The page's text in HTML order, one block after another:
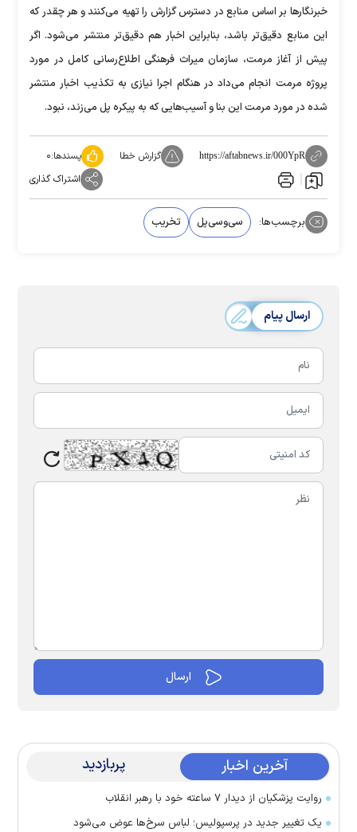
خبرنگارها بر اساس منابع در دسترس گزارش را تهیه می‌کنند و هر چقدر که
این منابع دقیق‌تر باشد، بنابراین اخبار هم دقیق‌تر منتشر می‌شود. اگر
پیش از آغاز مرمت، سازمان میراث فرهنگی اطلاع‌رسانی کامل در مورد
پروژه مرمت انجام می‌داد در هنگام اجرا نیازی به تکذیب اخبار منتشر
شده در مورد مرمت این بنا و آسیب‌هایی که به پیکره پل می‌زند، نبود‌.
https://aftabnews.ir/000YpR گزارش خطا پسندها:۰
اشتراک گذاری
برچسب‌ها: سی‌و‌سی‌پل تخریب
ارسال پیام
آخرین اخبار پربازدید
روایت پزشکیان از دیدار ۷ ساعته خود با رهبر انقلاب
یک تغییر جدید در پرسپولیس؛ لباس سرخ‌ها عوض می‌شود